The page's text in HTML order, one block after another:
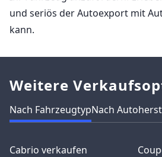
und seriös der Autoexport mit
kann.
Weitere
Nach FahrzeugtypNach
Cabrio verkaufen